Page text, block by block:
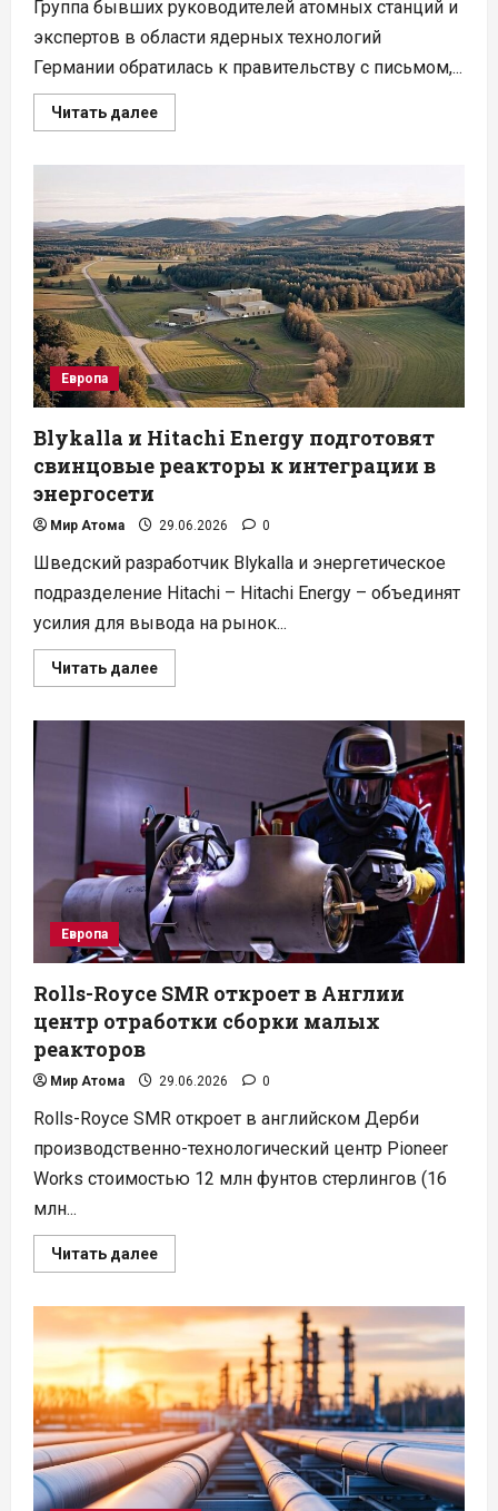
Группа бывших руководителей атомных станций и
экспертов в области ядерных технологий
Германии обратилась к правительству с письмом,...
Читать далееПрочитать
больше
ФРГ
предложили
перезапустить
закрытые
АЭС
Европа
Blykalla и Hitachi Energy подготовят
свинцовые реакторы к интеграции в
энергосети
Мир Атома 29.06.2026 0
Шведский разработчик Blykalla и энергетическое
подразделение Hitachi – Hitachi Energy – объединят
усилия для вывода на рынок...
Читать далееПрочитать
больше
свинцовые
реакторы
к
интеграции
в
энергосети
Европа
Rolls-Royce SMR откроет в Англии
центр отработки сборки малых
реакторов
Мир Атома 29.06.2026 0
Rolls-Royce SMR откроет в английском Дерби
производственно-технологический центр Pioneer
Works стоимостью 12 млн фунтов стерлингов (16
млн...
Читать далееПрочитать
больше
Royce
SMR
откроет
Англии
центр
отработки
сборки
малых
реакторов